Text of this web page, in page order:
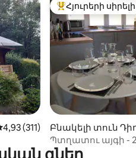
վարկանիշը՝ 5-ից 4,93,
4,93 (311)
Հյուրերի սիրելի
Հյուրերի սիրելի
Բնակելի տուն
ի-ում
Պտղատու այգի -
ամբար ՝